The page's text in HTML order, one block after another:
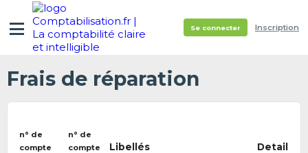
Se connecter Inscription
Frais de réparation
n° de
compte
n° de
compte
Libellés Detail